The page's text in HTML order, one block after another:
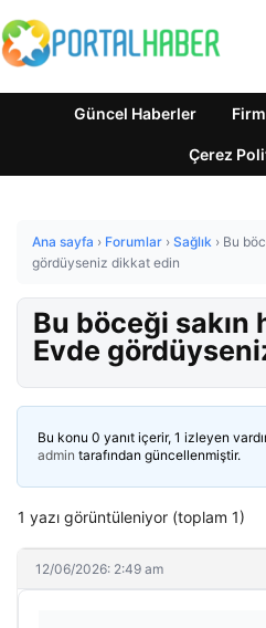
Güncel Haberler
Çerez
Ana sayfa › Forumlar › Sağlık › Bu
gördüyseniz dikkat edin
Bu böceği sakın
Evde
Bu konu 0 yanıt içerir, 1 izleyen
admin tarafından güncellenmiştir.
1 yazı görüntüleniyor (toplam 1)
12/06/2026: 2:49 am